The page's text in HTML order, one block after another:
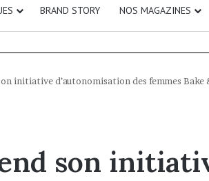
BRAND STORY NOS MAGAZINES
initiative d’autonomisation des femmes Bake
son